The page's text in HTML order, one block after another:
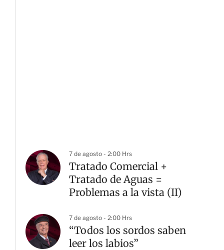
7 de agosto - 2:00 Hrs
Tratado Comercial +
Tratado de Aguas =
Problemas a la vista (II)
7 de agosto - 2:00 Hrs
“Todos los sordos saben
leer los labios”